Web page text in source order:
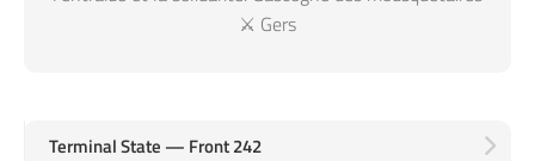
⚔️ Gers
Terminal State — Front 242